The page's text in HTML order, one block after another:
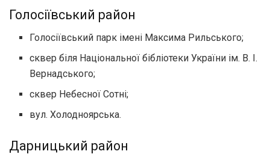
Голосіївський район
Голосіївський парк імені Максима Рильського;
сквер біля Національної бібліотеки України ім. В. І.
Вернадського;
сквер Небесної Сотні;
вул. Холодноярська.
Дарницький район